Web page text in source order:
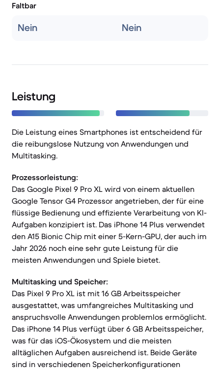
Faltbar
Nein Nein
Leistung
Die Leistung eines Smartphones ist entscheidend für
die reibungslose Nutzung von Anwendungen und
Multitasking.
Prozessorleistung:
Das Google Pixel 9 Pro XL wird von einem aktuellen
Google Tensor G4 Prozessor angetrieben, der für eine
flüssige Bedienung und effiziente Verarbeitung von KI-
Aufgaben konzipiert ist. Das iPhone 14 Plus verwendet
den A15 Bionic Chip mit einer 5-Kern-GPU, der auch im
Jahr 2026 noch eine sehr gute Leistung für die
meisten Anwendungen und Spiele bietet.
Multitasking und Speicher:
Das Pixel 9 Pro XL ist mit 16 GB Arbeitsspeicher
ausgestattet, was umfangreiches Multitasking und
anspruchsvolle Anwendungen problemlos ermöglicht.
Das iPhone 14 Plus verfügt über 6 GB Arbeitsspeicher,
was für das iOS-Ökosystem und die meisten
alltäglichen Aufgaben ausreichend ist. Beide Geräte
sind in verschiedenen Speicherkonfigurationen